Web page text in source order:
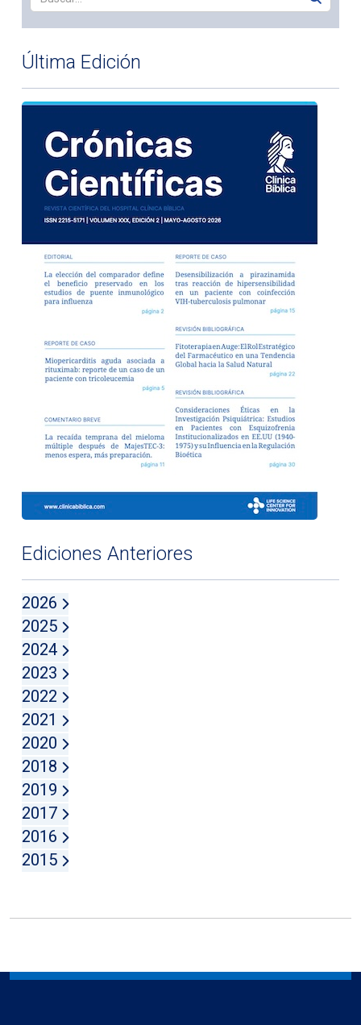
Última Edición
Ediciones Anteriores
2026
2025
2024
2023
2022
2021
2020
2018
2019
2017
2016
2015